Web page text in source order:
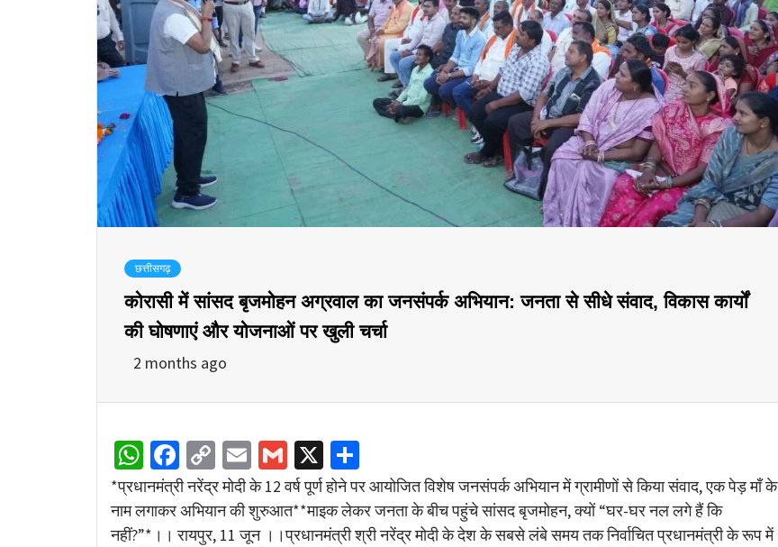
छत्तीसगढ़
कोरासी में सांसद बृजमोहन अग्रवाल का जनसंपर्क अभियान: जनता से सीधे संवाद, विकास कार्यों
की घोषणाएं और योजनाओं पर खुली चर्चा
2 months ago
WhatsApp
Facebook
Copy
Link
EmailGmail
X
*प्रधानमंत्री नरेंद्र मोदी के 12 वर्ष पूर्ण होने पर आयोजित विशेष जनसंपर्क अभियान में ग्रामीणों से किया संवाद, एक पेड़ माँ के
नाम लगाकर अभियान की शुरुआत**माइक लेकर जनता के बीच पहुंचे सांसद बृजमोहन, क्यों “घर-घर नल लगे हैं कि
नहीं?”*।। रायपुर, 11 जून ।।प्रधानमंत्री श्री नरेंद्र मोदी के देश के सबसे लंबे समय तक निर्वाचित प्रधानमंत्री के रूप में